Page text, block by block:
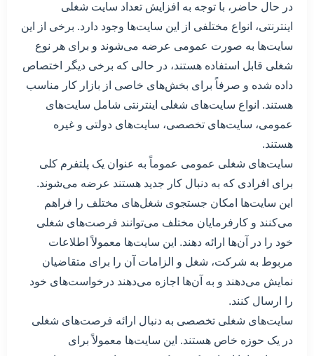
در حال حاضر، با توجه به افزایش تعداد سایت‌ شغلی
اینترنتی، انواع مختلفی از این سایت‌ها وجود دارد. برخی از این
سایت‌ها به صورت عمومی عرضه می‌شوند و برای هر نوع
شغلی قابل استفاده هستند، در حالی که برخی دیگر اختصاص
داده شده و صرفاً برای بخش‌های خاصی از بازار کار مناسب
هستند. انواع سایت‌های شغلی اینترنتی شامل سایت‌های
عمومی، سایت‌های تخصصی، سایت‌های دولتی و غیره
هستند.
سایت‌های شغلی عمومی عموماً به عنوان یک پلتفرم کلی
برای افرادی که به دنبال کار جدید هستند عرضه می‌شوند.
این سایت‌ها امکان جستجوی شغل‌های مختلف را فراهم
می‌کنند و کارفرمایان مختلف می‌توانند فرصت‌های شغلی
خود را در آن‌ها ارائه دهند. این سایت‌ها معمولاً اطلاعات
مربوط به شرکت، شغل و الزامات آن را برای متقاضیان
نمایش می‌دهند و به آن‌ها اجازه می‌دهند درخواست‌های خود
را ارسال کنند.
سایت‌های شغلی تخصصی به دنبال ارائه فرصت‌های شغلی
در یک حوزه خاص هستند. این سایت‌ها معمولاً برای